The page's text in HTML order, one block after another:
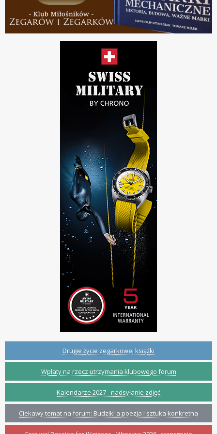
Drugie życie zegarkowej książki
Wpłaty na rzecz utrzymania klubowego forum
Kalendarze 2027 - nadsyłanie zdjęć
Ciekawy temat na forum: Budziki a poezja i sztuka konkretna